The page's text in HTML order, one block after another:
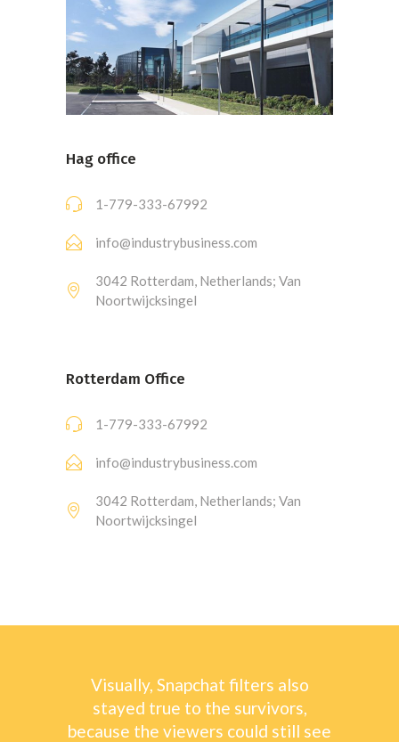
Hag office
1-779-333-67992
info@industrybusiness.com
3042 Rotterdam, Netherlands; Van
Noortwijcksingel
Rotterdam Office
1-779-333-67992
info@industrybusiness.com
3042 Rotterdam, Netherlands; Van
Noortwijcksingel
Visually, Snapchat filters also
stayed true to the survivors,
because the viewers could still see